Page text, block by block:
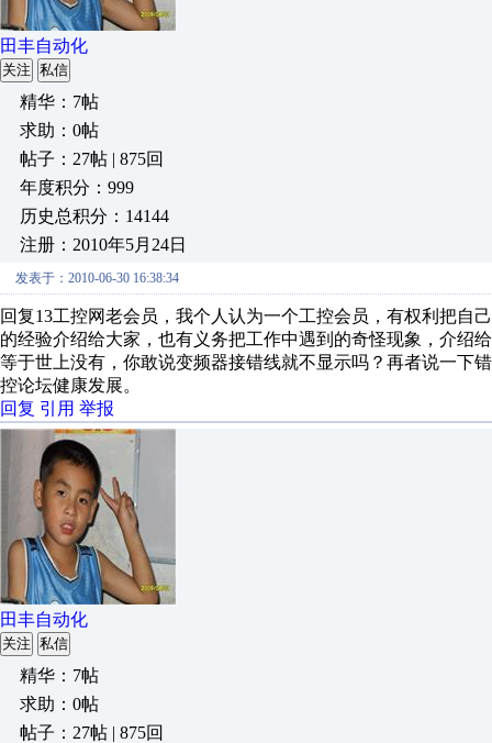
田丰自动化
关注 私信
精华：7帖
求助：0帖
帖子：27帖 | 875回
年度积分：999
历史总积分：14144
注册：2010年5月24日
发表于：2010-06-30 16:38:34
回复13工控网老会员，我个人认为一个工控会员，有权利把自
的经验介绍给大家，也有义务把工作中遇到的奇怪现象，介绍
等于世上没有，你敢说变频器接错线就不显示吗？再者说一下
控论坛健康发展。
回复 引用 举报
田丰自动化
关注 私信
精华：7帖
求助：0帖
帖子：27帖 | 875回